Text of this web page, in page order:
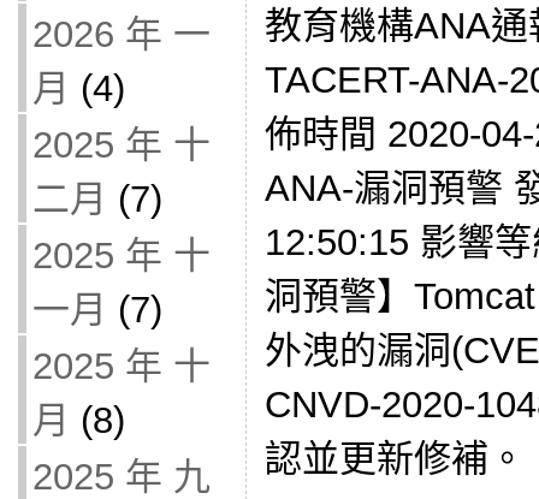
2026 年 一
月 (4)
2025 年 十
二月 (7)
2025 年 十
一月 (7)
2025 年 十
月 (8)
2025 年 九
教育機構ANA
TACERT-ANA-
佈時間 2020-
ANA-漏洞預警
12:50:15 影響
洞預警】
外洩的漏洞
CNVD-2020-
認並更新修補